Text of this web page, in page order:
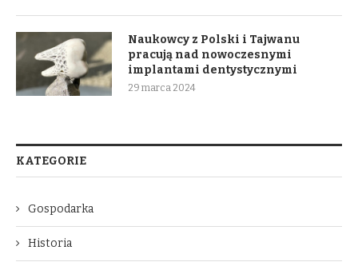
Naukowcy z Polski i Tajwanu
pracują nad nowoczesnymi
implantami dentystycznymi
29 marca 2024
KATEGORIE
Gospodarka
Historia